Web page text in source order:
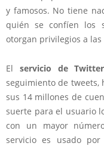
y famosos. No tiene
quién se confíen los
otorgan privilegios a
El servicio de
seguimiento de tweets,
sus 14 millones de
suerte para el usuario
con un mayor
servicio es usado